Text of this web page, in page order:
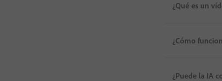
¿Qué es un
¿Cómo
¿Puede la IA